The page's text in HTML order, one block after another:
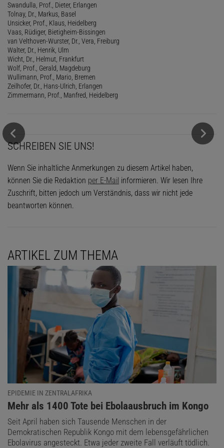
Swandulla, Prof., Dieter, Erlangen
Tolnay, Dr., Markus, Basel
Unsicker, Prof., Klaus, Heidelberg
Vaas, Rüdiger, Bietigheim-Bissingen
van Velthoven-Wurster, Dr., Vera, Freiburg
Walter, Dr., Henrik, Ulm
Wicht, Dr., Helmut, Frankfurt
Wolf, Prof., Gerald, Magdeburg
Wullimann, Prof., Mario, Bremen
Zeilhofer, Dr., Hans-Ulrich, Erlangen
Zimmermann, Prof., Manfred, Heidelberg
SCHREIBEN SIE UNS!
Wenn Sie inhaltliche Anmerkungen zu diesem Artikel haben,
können Sie die Redaktion per E-Mail informieren. Wir lesen Ihre
Zuschrift, bitten jedoch um Verständnis, dass wir nicht jede
beantworten können.
ARTIKEL ZUM THEMA
EPIDEMIE IN ZENTRALAFRIKA
:
Mehr als 1400 Tote bei Ebolaausbruch im Kongo
Seit April haben sich Tausende Menschen in der
Demokratischen Republik Kongo mit dem lebensgefährlichen
Ebolavirus angesteckt. Etwa jeder zweite Fall verläuft tödlich.